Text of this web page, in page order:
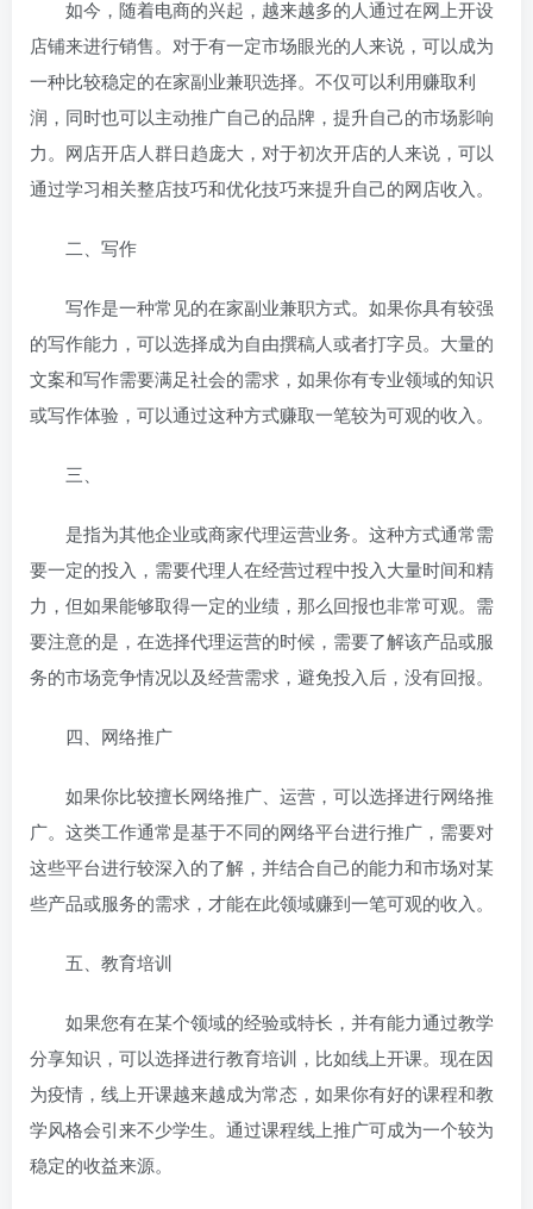
如今，随着电商的兴起，越来越多的人通过在网上开设
店铺来进行销售。对于有一定市场眼光的人来说，可以成为
一种比较稳定的在家副业兼职选择。不仅可以利用赚取利
润，同时也可以主动推广自己的品牌，提升自己的市场影响
力。网店开店人群日趋庞大，对于初次开店的人来说，可以
通过学习相关整店技巧和优化技巧来提升自己的网店收入。
二、写作
写作是一种常见的在家副业兼职方式。如果你具有较强
的写作能力，可以选择成为自由撰稿人或者打字员。大量的
文案和写作需要满足社会的需求，如果你有专业领域的知识
或写作体验，可以通过这种方式赚取一笔较为可观的收入。
三、
是指为其他企业或商家代理运营业务。这种方式通常需
要一定的投入，需要代理人在经营过程中投入大量时间和精
力，但如果能够取得一定的业绩，那么回报也非常可观。需
要注意的是，在选择代理运营的时候，需要了解该产品或服
务的市场竞争情况以及经营需求，避免投入后，没有回报。
四、网络推广
如果你比较擅长网络推广、运营，可以选择进行网络推
广。这类工作通常是基于不同的网络平台进行推广，需要对
这些平台进行较深入的了解，并结合自己的能力和市场对某
些产品或服务的需求，才能在此领域赚到一笔可观的收入。
五、教育培训
如果您有在某个领域的经验或特长，并有能力通过教学
分享知识，可以选择进行教育培训，比如线上开课。现在因
为疫情，线上开课越来越成为常态，如果你有好的课程和教
学风格会引来不少学生。通过课程线上推广可成为一个较为
稳定的收益来源。